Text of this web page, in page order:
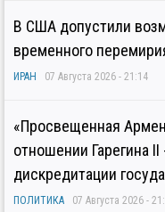
В США допустили
временного
ИРАН 07 Августа 2026 - 21:14
«Просвещенная
отношении Гарегина
дискредитации
ПОЛИТИКА 07 Августа 2026 -